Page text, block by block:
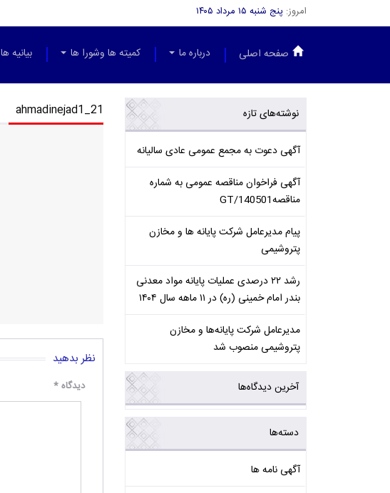
امروز: پنج شنبه ۱۵ مرداد ۱۴۰۵
صفحه اصلی درباره ما کمیته ها وشورا ها بیانیه ها
نوشته‌های تازه
آگهی دعوت به مجمع عمومی عادی سالیانه
آگهی فراخوان مناقصه عمومی به شماره
مناقصهGT/140501
پیام مدیرعامل شرکت پایانه ها و مخازن
پتروشیمی
رشد ۲۲ درصدی عملیات پایانه مواد معدنی
بندر امام خمینی (ره) در ۱۱ ماهه سال ۱۴۰۴
مدیرعامل شرکت پایانه‌ها و مخازن
پتروشیمی منصوب شد
آخرین دیدگاه‌ها
دسته‌ها
آگهی نامه ها
ahmadinejad1_21
نظر بدهید
دیدگاه*